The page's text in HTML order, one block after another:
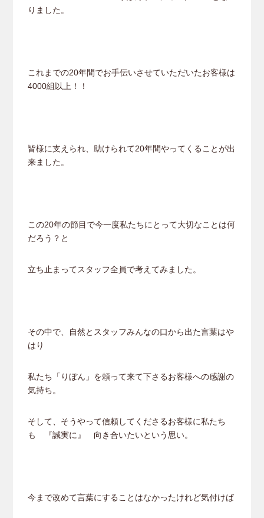
りました。
これまでの20年間でお手伝いさせていただいたお客様は
4000組以上！！
皆様に支えられ、助けられて20年間やってくることが出
来ました。
この20年の節目で今一度私たちにとって大切なことは何
だろう？と
立ち止まってスタッフ全員で考えてみました。
その中で、自然とスタッフみんなの口から出た言葉はや
はり
私たち「りぼん」を頼って来て下さるお客様への感謝の
気持ち。
そして、そうやって信頼してくださるお客様に私たち
も 『誠実に』 向き合いたいという思い。
今まで改めて言葉にすることはなかったけれど気付けば